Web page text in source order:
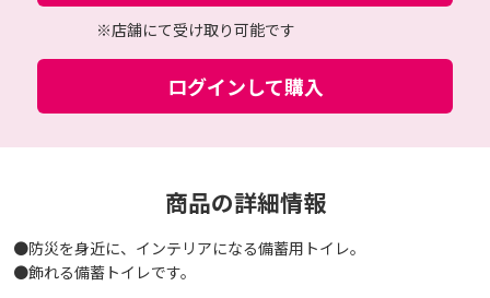
※店舗にて受け取り可能です
ログインして購入
商品の詳細情報
●防災を身近に、インテリアになる備蓄用トイレ。
●飾れる備蓄トイレです。